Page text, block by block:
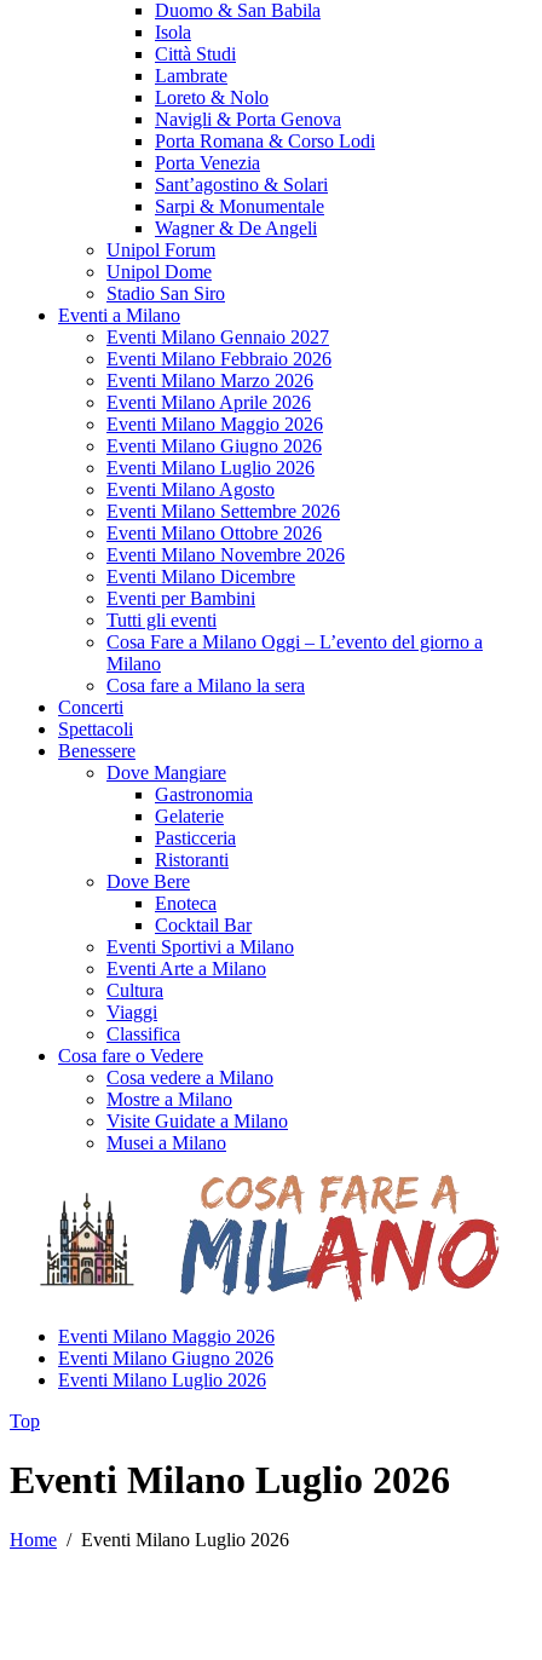
Duomo & San Babila
Isola
Città Studi
Lambrate
Loreto & Nolo
Navigli & Porta Genova
Porta Romana & Corso Lodi
Porta Venezia
Sant’agostino & Solari
Sarpi & Monumentale
Wagner & De Angeli
Unipol Forum
Unipol Dome
Stadio San Siro
Eventi a Milano
Eventi Milano Gennaio 2027
Eventi Milano Febbraio 2026
Eventi Milano Marzo 2026
Eventi Milano Aprile 2026
Eventi Milano Maggio 2026
Eventi Milano Giugno 2026
Eventi Milano Luglio 2026
Eventi Milano Agosto
Eventi Milano Settembre 2026
Eventi Milano Ottobre 2026
Eventi Milano Novembre 2026
Eventi Milano Dicembre
Eventi per Bambini
Tutti gli eventi
Cosa Fare a Milano Oggi – L’evento del giorno a
Milano
Cosa fare a Milano la sera
Concerti
Spettacoli
Benessere
Dove Mangiare
Gastronomia
Gelaterie
Pasticceria
Ristoranti
Dove Bere
Enoteca
Cocktail Bar
Eventi Sportivi a Milano
Eventi Arte a Milano
Cultura
Viaggi
Classifica
Cosa fare o Vedere
Cosa vedere a Milano
Mostre a Milano
Visite Guidate a Milano
Musei a Milano
Eventi Milano Maggio 2026
Eventi Milano Giugno 2026
Eventi Milano Luglio 2026
Top
Eventi Milano Luglio 2026
Home / Eventi Milano Luglio 2026